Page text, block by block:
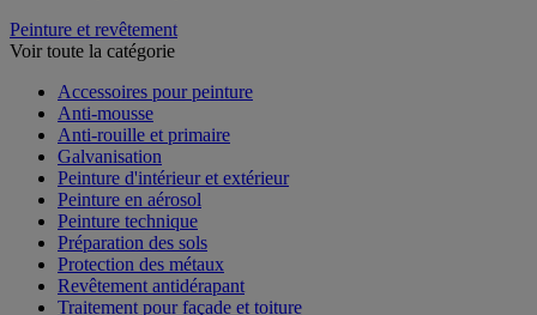
Peinture et revêtement
Voir toute la catégorie
Accessoires pour peinture
Anti-mousse
Anti-rouille et primaire
Galvanisation
Peinture d'intérieur et extérieur
Peinture en aérosol
Peinture technique
Préparation des sols
Protection des métaux
Revêtement antidérapant
Traitement pour façade et toiture